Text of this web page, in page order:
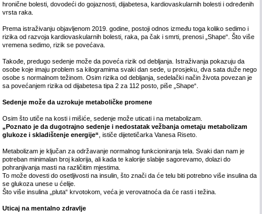
hronične bolesti, dovodeći do gojaznosti, dijabetesa, kardiovaskularnih bolesti i određenih
vrsta raka.
Prema istraživanju objavljenom 2019. godine, postoji odnos između toga koliko sedimo i
rizika od razvoja kardiovaskularnih bolesti, raka, pa čak i smrti, prenosi „Shape“. Što više
vremena sedimo, rizik se povećava.
Takođe, predugo sedenje može da poveća rizik od debljanja. Istraživanja pokazuju da
osobe koje imaju problem sa kilogramima svaki dan sede, u prosjeku, dva sata duže nego
osobe s normalnom težinom. Osim rizika od debljanja, sedelački način života povezan je
sa povećanjem rizika od dijabetesa tipa 2 za 112 posto, piše „Shape“.
Sedenje može da uzrokuje metaboličke promene
Osim što utiče na kosti i mišiće, sedenje može uticati i na metabolizam.
„Poznato je da dugotrajno sedenje i nedostatak vežbanja ometaju metabolizam
glukoze i skladištenje energije“ , ističe dijetetičarka Vanesa Riseto.
Metabolizam je ključan za održavanje normalnog funkcioniranja tela. Svaki dan nam je
potreban minimalan broj kalorija, ali kada te kalorije slabije sagorevamo, dolazi do
pohranjivanja masti na različitim mjestima.
To može dovesti do osetljivosti na insulin, što znači da će telu biti potrebno više insulina da
se glukoza unese u ćelije.
Što više insulina „pluta“ krvotokom, veća je verovatnoća da će rasti i težina.
Uticaj na mentalno zdravlje